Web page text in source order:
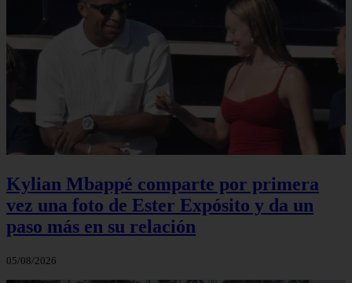
Kylian Mbappé comparte por primera
vez una foto de Ester Expósito y da un
paso más en su relación
05/08/2026